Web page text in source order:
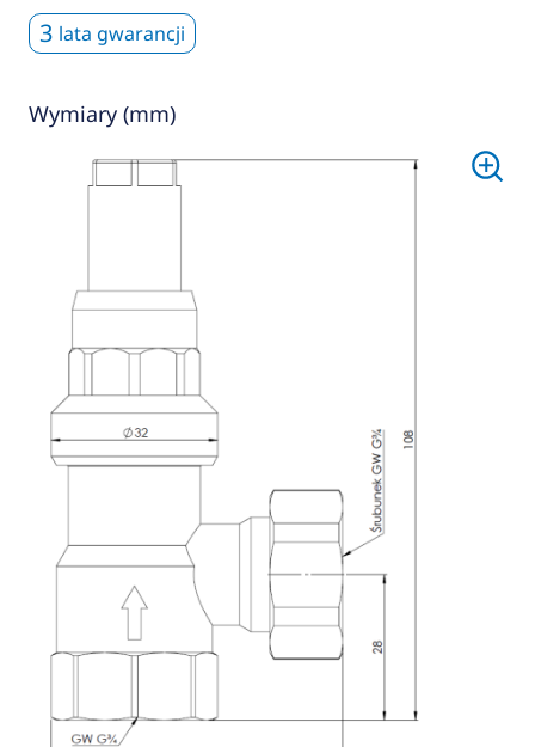
3 lata gwarancji
Wymiary (mm)